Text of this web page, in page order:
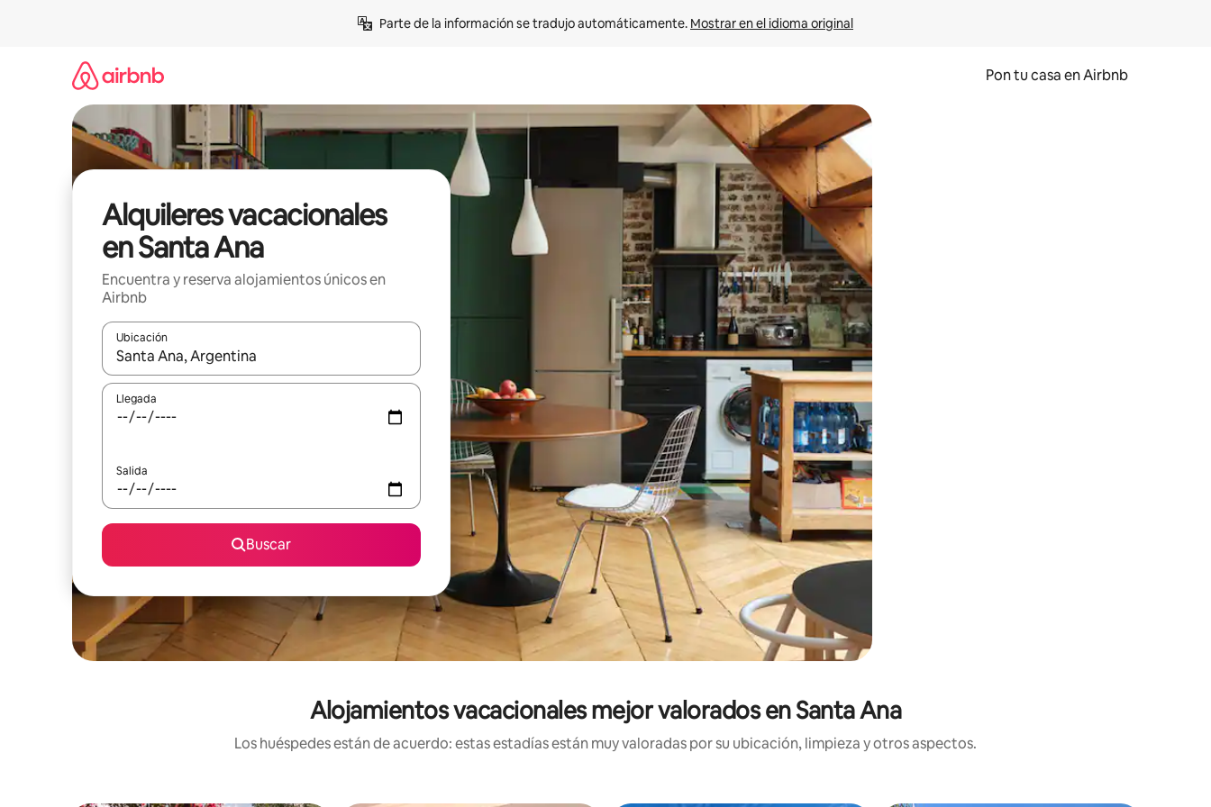
Parte de la información se tradujo automáticamente. Mostrar en el idioma original
Pon tu casa en Airbnb
Alquileres vacacionales
en Santa Ana
Encuentra y reserva alojamientos únicos en
Airbnb
Ubicación
Cuando los resultados estén disponibles, navega con las teclas de flecha hacia arriba y hacia abajo o explora con el tacto o desliza el dedo.
Llegada
Salida
Buscar
Alojamientos vacacionales mejor valorados en Santa Ana
Los huéspedes están de acuerdo: estas estadías están muy valoradas por su ubicación, limpieza y otros aspectos.